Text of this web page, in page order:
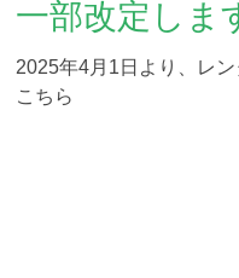
一部改定しま
2025年4月1日より、レ
こちら